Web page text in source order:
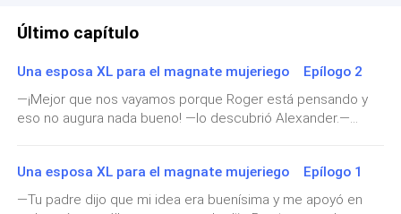
En ese instante se encontraba entrando a la iglesia,
muy nerviosa, pero decidida a hacerlo.
No hubo tiempo para conseguir un vestido de novia,
una discusión con su padre y se encontraba sin
Último capítulo
Una esposa XL para el magnate mujeriego Epílogo 2
—¡Mejor que nos vayamos porque Roger está pensando y
eso no augura nada bueno! —lo descubrió Alexander.—
no esperes que me quede sin escuchar. Para algo tengo
oídos.Roger gruñó como un perro con rabia y su expresión
Una esposa XL para el magnate mujeriego Epílogo 1
—Tu padre dijo que mi idea era buenísima y me apoyó en